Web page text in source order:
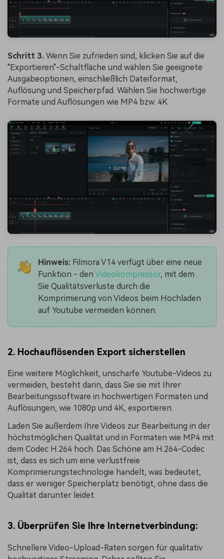
Schritt 3. Wenn Sie zufrieden sind, klicken Sie auf die
"Exportieren"-Schaltfläche und wählen Sie geeignete
Ausgabeoptionen, einschließlich Dateiformat,
Auflösung und Speicherpfad. Wählen Sie hochwertige
Formate und Auflösungen wie MP4 bzw. 4K.
Hinweis:Filmora V14 verfügt über eine neue
Funktion - den Videokompressor, mit dem
Sie Qualitätsverluste durch die
Komprimierung von Videos beim Hochladen
auf Youtube vermeiden können.
2. Hochauflösenden Export sicherstellen
Eine weitere Möglichkeit, unscharfe Youtube-Videos zu
vermeiden, besteht darin, dass Sie sie mit Ihrer
Bearbeitungssoftware in hochwertigen Formaten und
Auflösungen, wie 1080p und 4K, exportieren.
Laden Sie außerdem Ihre Videos zur Bearbeitung in der
höchstmöglichen Qualität und in Formaten wie MP4 mit
dem Codec H.264 hoch. Das Schöne am H.264-Codec
ist, dass es sich um eine verlustfreie
Komprimierungstechnologie handelt, was bedeutet,
dass er weniger Speicherplatz benötigt, ohne dass die
Qualität darunter leidet.
3. Überprüfen Sie Ihre Internetverbindung:
Schnellere Video-Upload-Raten sorgen für qualitativ